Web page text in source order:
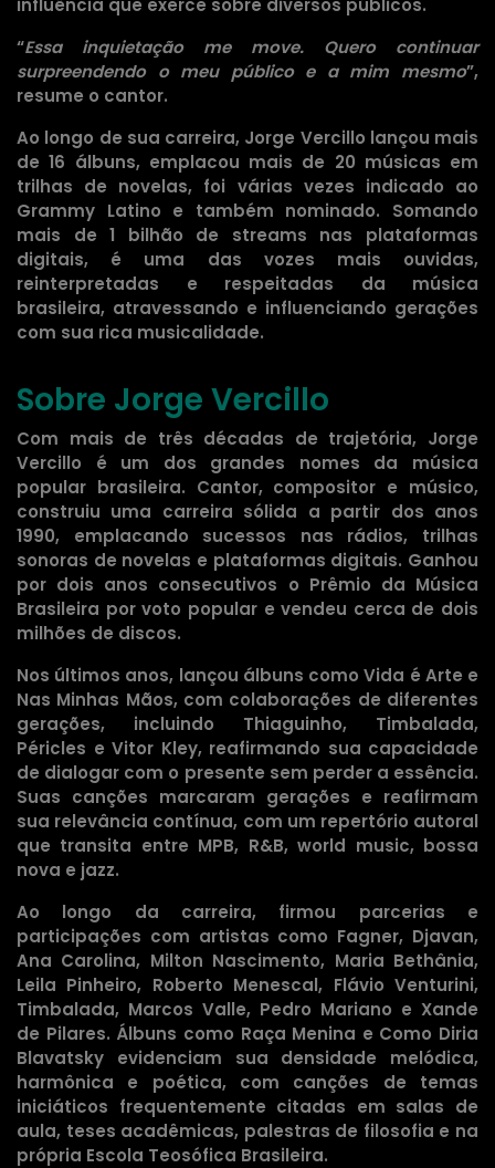
“Essa inquietação me move. Quero continuar
surpreendendo o meu público e a mim mesmo”,
resume o cantor.
Ao longo de sua carreira, Jorge Vercillo lançou mais
de 16 álbuns, emplacou mais de 20 músicas em
trilhas de novelas, foi várias vezes indicado ao
Grammy Latino e também nominado. Somando
mais de 1 bilhão de streams nas plataformas
digitais, é uma das vozes mais ouvidas,
reinterpretadas e respeitadas da música
brasileira, atravessando e influenciando gerações
com sua rica musicalidade.
Sobre Jorge Vercillo
Com mais de três décadas de trajetória, Jorge
Vercillo é um dos grandes nomes da música
popular brasileira. Cantor, compositor e músico,
construiu uma carreira sólida a partir dos anos
1990, emplacando sucessos nas rádios, trilhas
sonoras de novelas e plataformas digitais. Ganhou
por dois anos consecutivos o Prêmio da Música
Brasileira por voto popular e vendeu cerca de dois
milhões de discos.
Nos últimos anos, lançou álbuns como Vida é Arte e
Nas Minhas Mãos, com colaborações de diferentes
gerações, incluindo Thiaguinho, Timbalada,
Péricles e Vitor Kley, reafirmando sua capacidade
de dialogar com o presente sem perder a essência.
Suas canções marcaram gerações e reafirmam
sua relevância contínua, com um repertório autoral
que transita entre MPB, R&B, world music, bossa
nova e jazz.
Ao longo da carreira, firmou parcerias e
participações com artistas como Fagner, Djavan,
Ana Carolina, Milton Nascimento, Maria Bethânia,
Leila Pinheiro, Roberto Menescal, Flávio Venturini,
Timbalada, Marcos Valle, Pedro Mariano e Xande
de Pilares. Álbuns como Raça Menina e Como Diria
Blavatsky evidenciam sua densidade melódica,
harmônica e poética, com canções de temas
iniciáticos frequentemente citadas em salas de
aula, teses acadêmicas, palestras de filosofia e na
própria Escola Teosófica Brasileira.